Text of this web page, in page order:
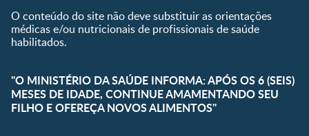
O conteúdo do site não deve substituir as orientações
médicas e/ou nutricionais de profissionais de saúde
habilitados.
"O MINISTÉRIO DA SAÚDE INFORMA: APÓS OS 6 (SEIS)
MESES DE IDADE, CONTINUE AMAMENTANDO SEU
FILHO E OFEREÇA NOVOS ALIMENTOS"